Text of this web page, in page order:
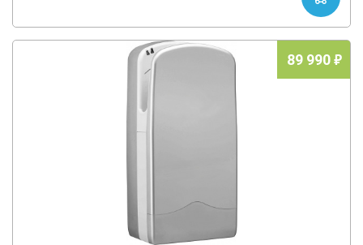
89 990